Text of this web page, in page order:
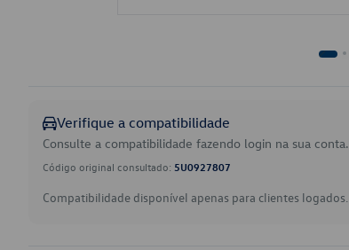
Verifique a compatibilidade
Consulte a compatibilidade fazendo login na sua conta.
Código original consultado: 5U0927807
Compatibilidade disponível apenas para clientes logados.